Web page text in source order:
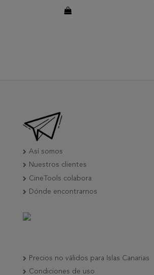
Así somos
Nuestros clientes
CineTools colabora
Dónde encontrarnos
Precios no válidos para Islas Canarias
Condiciones de uso